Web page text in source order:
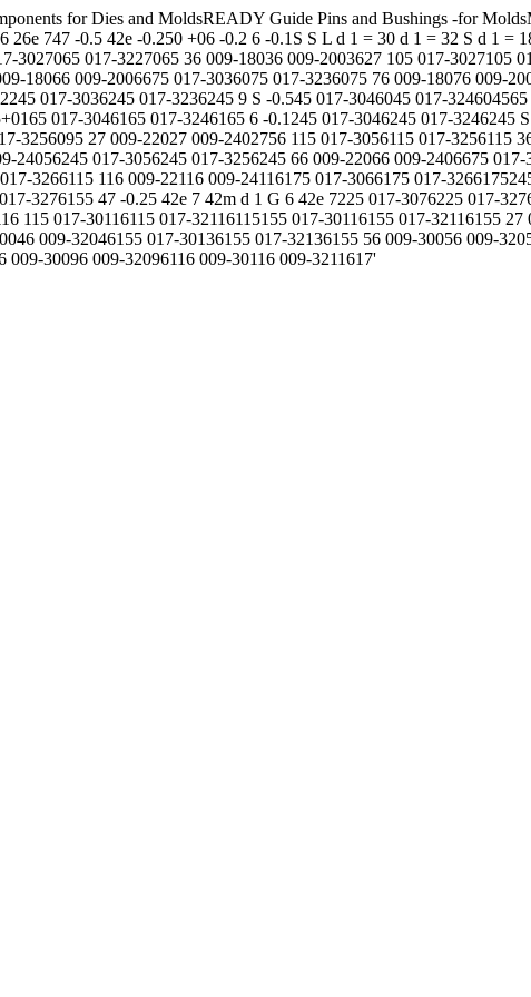
for Dies and MoldsREADY Guide Pins and Bushings -for
747 -0.5 42e -0.250 +06 -0.2 6 -0.1S S L d 1 = 30 d 1 = 32 S d 1 =
017-3227065 36 009-18036 009-2003627 105 017-3027105
18066 009-2006675 017-3036075 017-3236075 76 009-18076 009-
017-3036245 017-3236245 9 S -0.545 017-3046045 017-
017-3046165 017-3246165 6 -0.1245 017-3046245 017-3246245
3256095 27 009-22027 009-2402756 115 017-3056115 017-3256115
017-3056245 017-3256245 66 009-22066 009-2406675
3266115 116 009-22116 009-24116175 017-3066175 017-
3276155 47 -0.25 42e 7 42m d 1 G 6 42e 7225 017-3076225 017-
115 017-30116115 017-32116115155 017-30116155 017-32116155
009-32046155 017-30136155 017-32136155 56 009-30056 009-
30096 009-32096116 009-30116 009-3211617'